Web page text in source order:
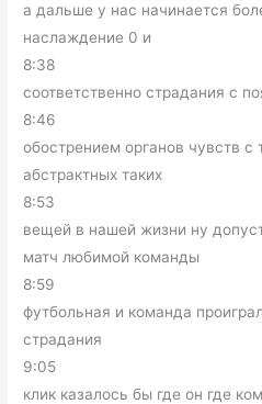
а дальше у нас начинается
наслаждение 0 и
8:38
соответственно страдания с
8:46
обострением органов чувств с
абстрактных таких
8:53
вещей в нашей жизни ну
матч любимой команды
8:59
футбольная и команда
страдания
9:05
клик казалось бы где он где